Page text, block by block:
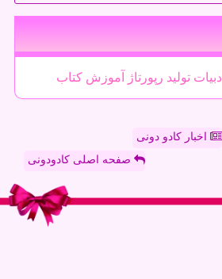
ادبیات تولید رپورتاژ آموزش كتاب
اخبار کادو دونی
صفحه اصلی کادودونی